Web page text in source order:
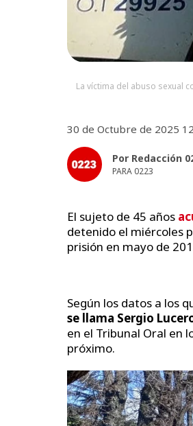
La víctima del abuso sexual
30 de Octubre de 2025
Por Redacción
PARA 0223
El sujeto de 45 años
detenido el miércoles
prisión en mayo de
Según los datos a los
se llama Sergio
en el Tribunal Oral en
próximo.